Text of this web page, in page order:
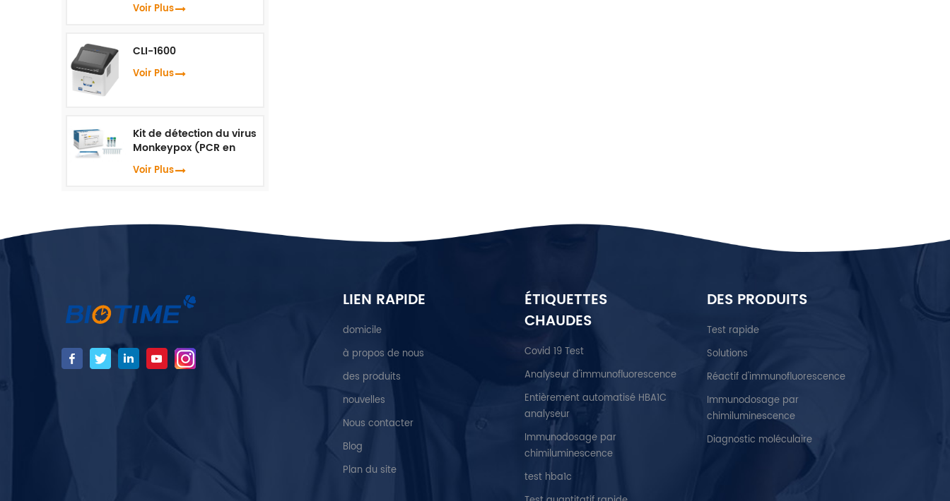
Voir Plus
CLI-1600
Voir Plus
Kit de détection du virus
Monkeypox (PCR en
temps réel)
Voir Plus
LIEN RAPIDE
domicile
à propos de nous
des produits
nouvelles
Nous contacter
Blog
Plan du site
ÉTIQUETTES
CHAUDES
Covid 19 Test
Analyseur d'immunofluorescence
Entièrement automatisé HBA1C
analyseur
Immunodosage par
chimiluminescence
test hba1c
DES PRODUITS
Test rapide
Solutions
Réactif d'immunofluorescence
Immunodosage par
chimiluminescence
Diagnostic moléculaire